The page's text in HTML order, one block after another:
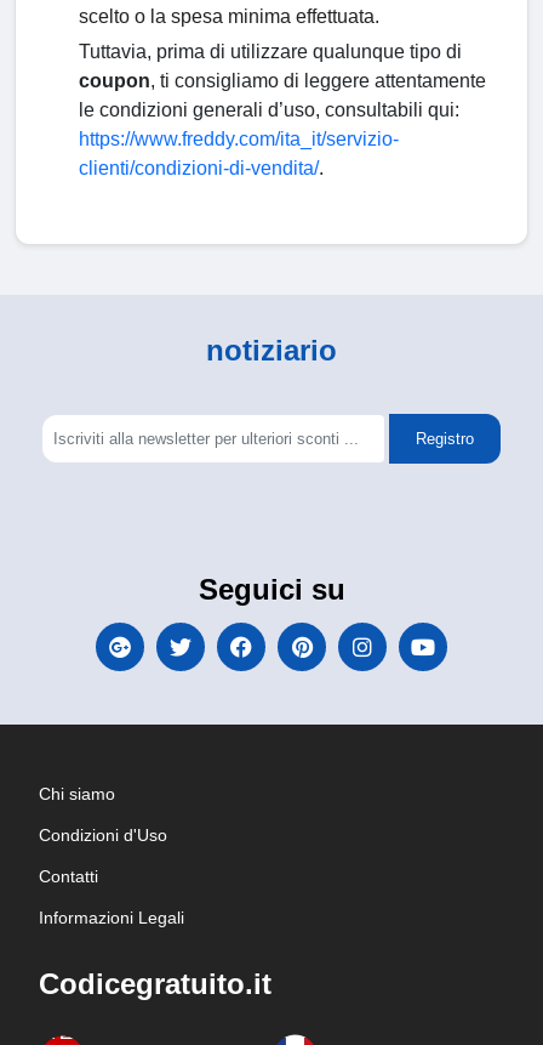
scelto o la spesa minima effettuata.
Tuttavia, prima di utilizzare qualunque tipo di
coupon, ti consigliamo di leggere attentamente
le condizioni generali d’uso, consultabili qui:
https://www.freddy.com/ita_it/servizio-
clienti/condizioni-di-vendita/.
notiziario
Registro
Seguici su
Chi siamo
Condizioni d'Uso
Contatti
Informazioni Legali
Codicegratuito.it